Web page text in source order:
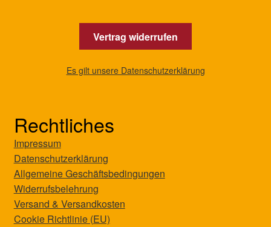
Vertrag widerrufen
Es gilt unsere Datenschutzerklärung
Rechtliches
Impressum
Datenschutzerklärung
Allgemeine Geschäftsbedingungen
Widerrufsbelehrung
Versand & Versandkosten
Cookie Richtlinie (EU)